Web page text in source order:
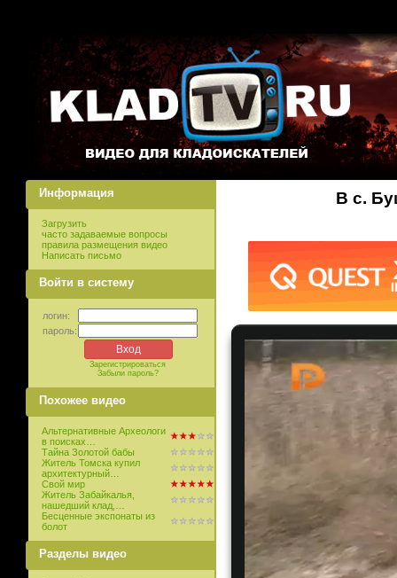
Информация
Загрузить
часто задаваемые вопросы
правила размещения видео
Написать письмо
Войти в систему
логин:
пароль:
Зарегистрироваться
Забыли пароль?
Похожее видео
Альтернативные Археологи
в поисках…
Тайна Золотой бабы
Житель Томска купил
архитектурный…
Свой мир
Житель Забайкалья,
нашедший клад,…
Бесценные экспонаты из
болот
Разделы видео
В с.